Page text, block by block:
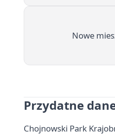
Nowe
Przydatne
Chojnowski Park